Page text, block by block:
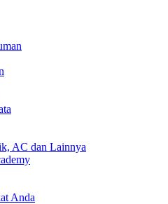
AC dan Lainnya
Anda